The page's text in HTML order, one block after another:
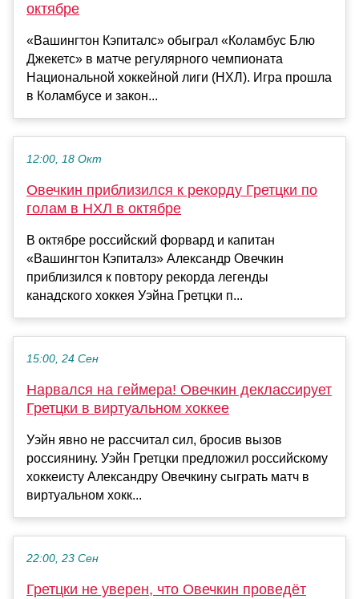
октябре
«Вашингтон Кэпиталс» обыграл «Коламбус Блю
Джекетс» в матче регулярного чемпионата
Национальной хоккейной лиги (НХЛ). Игра прошла
в Коламбусе и закон...
12:00, 18 Окт
Овечкин приблизился к рекорду Гретцки по
голам в НХЛ в октябре
В октябре российский форвард и капитан
«Вашингтон Кэпиталз» Александр Овечкин
приблизился к повтору рекорда легенды
канадского хоккея Уэйна Гретцки п...
15:00, 24 Сен
Нарвался на геймера! Овечкин деклассирует
Гретцки в виртуальном хоккее
Уэйн явно не рассчитал сил, бросив вызов
россиянину. Уэйн Гретцки предложил российскому
хоккеисту Александру Овечкину сыграть матч в
виртуальном хокк...
22:00, 23 Сен
Гретцки не уверен, что Овечкин проведёт